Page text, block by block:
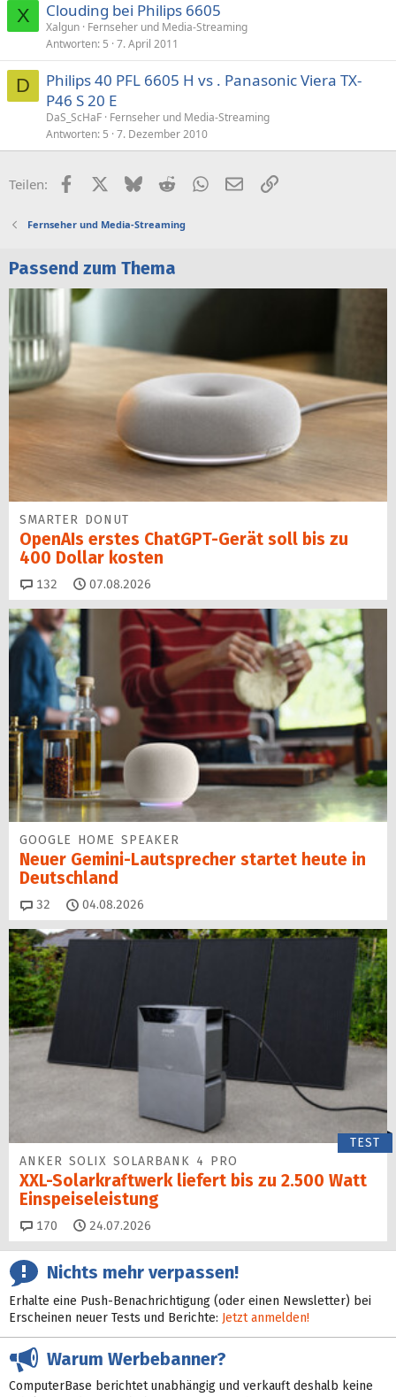
X Clouding bei Philips 6605
Xalgun Fernseher und Media-Streaming
Antworten 5 7. April 2011
D
Philips 40 PFL 6605 H vs . Panasonic Viera TX-
P46 S 20 E
DaS_ScHaF Fernseher und Media-Streaming
Antworten 5 7. Dezember 2010
Teilen: FacebookX (Twitter)
BlueskyRedditWhatsApp
E-MailLink
Fernseher und Media-Streaming
Passend zum Thema
SMARTER DONUT
OpenAIs erstes ChatGPT-Gerät soll bis zu
400 Dollar kosten
132 Kommentare
07.08.2026
GOOGLE HOME SPEAKER
Neuer Gemini-Laut­spre­cher startet heu­te in
Deutschland
32 Kommentare
04.08.2026
TEST
ANKER SOLIX SOLARBANK 4 PRO
XXL-Solarkraftwerk liefert bis zu 2.500 Watt
Einspeise­leistung
170 Kommentare
24.07.2026
Nichts mehr verpassen!
Erhalte eine Push-Benachrichtigung (oder einen Newsletter) bei
Erscheinen neuer Tests und Berichte: Jetzt anmelden!
Warum Werbebanner?
ComputerBase berichtet unabhängig und verkauft deshalb keine